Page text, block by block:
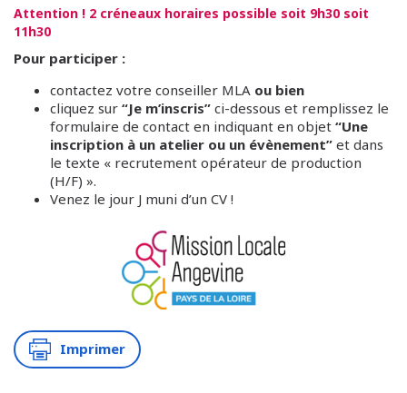
Attention ! 2 créneaux horaires possible soit 9h30 soit
11h30
Pour participer :
contactez votre conseiller MLA ou bien
cliquez sur “Je m’inscris” ci-dessous et remplissez le
formulaire de contact en indiquant en objet “Une
inscription à un atelier ou un évènement” et dans
le texte « recrutement opérateur de production
(H/F) ».
Venez le jour J muni d’un CV !
Imprimer